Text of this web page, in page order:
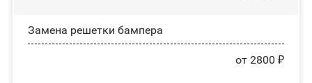
Замена решетки бампера
от 2800 ₽